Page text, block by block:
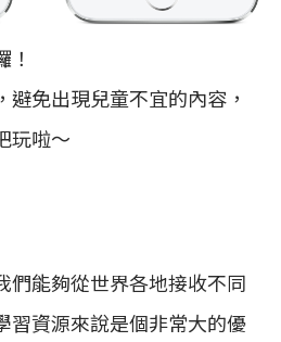
免出現兒童不宜的內容，
玩啦～
們能夠從世界各地接收不同
習資源來說是個非常大的優